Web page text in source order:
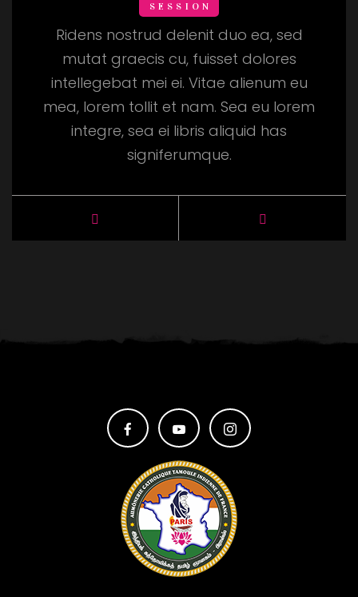
SESSION
Ridens nostrud delenit duo ea, sed
mutat graecis cu, fuisset dolores
intellegebat mei ei. Vitae alienum eu
mea, lorem tollit et nam. Sea eu lorem
integre, sea ei libris aliquid has
signiferumque.